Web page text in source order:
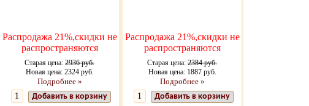
Распродажа 21%,скидки не
распространяются
Старая цена: 2936 руб.
Новая цена: 2324 руб.
Подробнее »
Добавить в корзину
Распродажа 21%,скидки не
распространяются
Старая цена: 2384 руб.
Новая цена: 1887 руб.
Подробнее »
Добавить в корзину